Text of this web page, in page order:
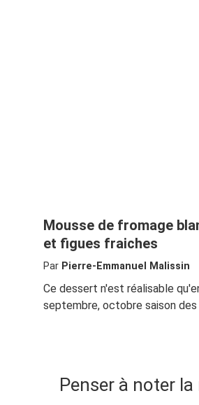
Mousse de fromage
et figues fraiches
Par Pierre-Emmanuel Malissin
Ce dessert n'est réalisable
septembre, octobre saison
Penser à noter